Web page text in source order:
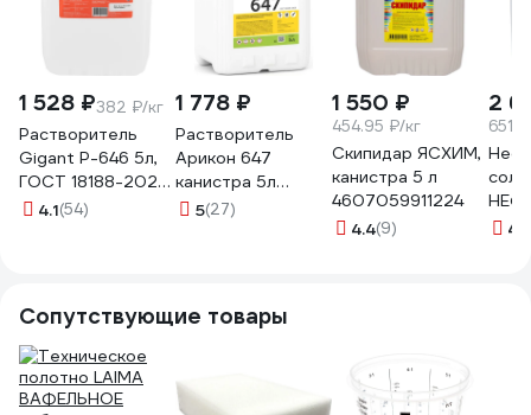
1 528 ₽382 ₽/кг
Растворитель
Gigant Р-646 5л,
ГОСТ 18188-2020,
GR646-5
4.1(54)
1 778 ₽
Растворитель
Арикон 647
канистра 5л
RAS6475
5(27)
1 550 ₽
454.95 ₽/кг
Скипидар ЯСХИМ,
канистра 5 л
4607059911224
4.4(9)
2
4.8
Сопутствующие товары